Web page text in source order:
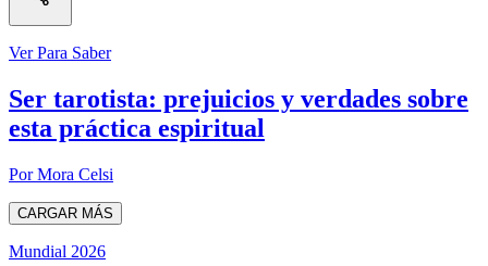
Ver Para Saber
Ser tarotista: prejuicios y verdades sobre
esta práctica espiritual
Por Mora Celsi
CARGAR MÁS
Mundial 2026